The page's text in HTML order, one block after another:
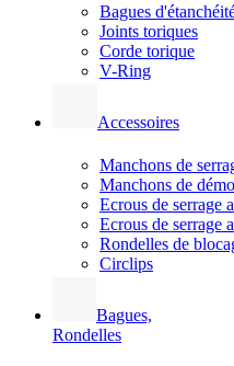
Bagues
Joints toriques
Corde torique
V-Ring
Accessoires
Manchons de
Manchons de
Ecrous de serrage
Ecrous de serrage
Rondelles de
Circlips
Bagues,
Rondelles